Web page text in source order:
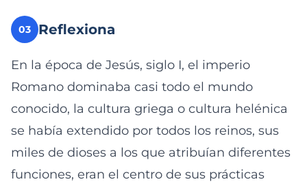
03 Reflexiona
En la época de Jesús, siglo I, el imperio
Romano dominaba casi todo el mundo
conocido, la cultura griega o cultura helénica
se había extendido por todos los reinos, sus
miles de dioses a los que atribuían diferentes
funciones, eran el centro de sus prácticas